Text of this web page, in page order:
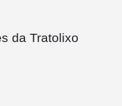
da Tratolixo